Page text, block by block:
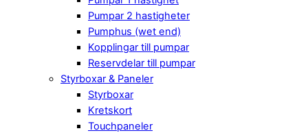
Pumpar 2 hastigheter
Pumphus (wet end)
Kopplingar till pumpar
Reservdelar till pumpar
Styrboxar & Paneler
Styrboxar
Kretskort
Touchpaneler